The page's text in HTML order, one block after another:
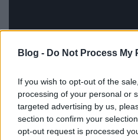
Blog - Do Not Process My
If you wish to opt-out of the
processing of your personal or
targeted advertising by us,
section to confirm your
opt-out request is processed